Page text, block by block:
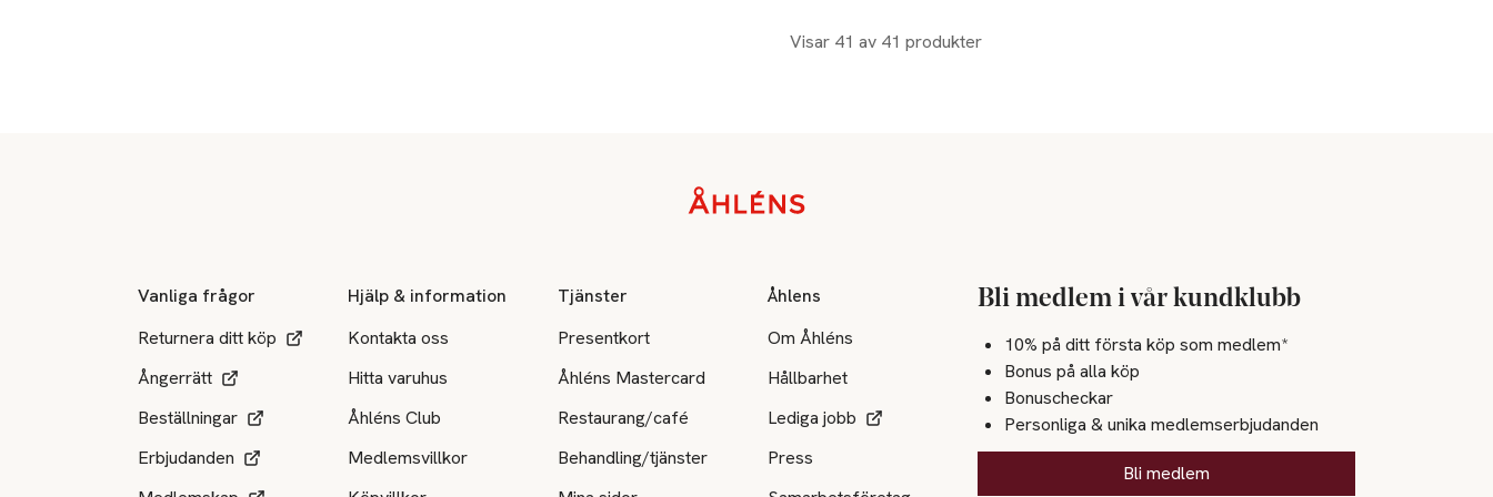
Visar 41 av 41 produkter
Vanliga frågor
Returnera ditt köp
Ångerrätt
Beställningar
Erbjudanden
Hjälp & information
Kontakta oss
Hitta varuhus
Åhléns Club
Medlemsvillkor
Tjänster
Presentkort
Åhléns Mastercard
Restaurang/café
Behandling/tjänster
Åhlens
Om Åhléns
Hållbarhet
Lediga jobb
Press
Bli medlem i vår kundklubb
10% på ditt första köp som medlem*
Bonus på alla köp
Bonuscheckar
Personliga & unika medlemserbjudanden
Bli medlem